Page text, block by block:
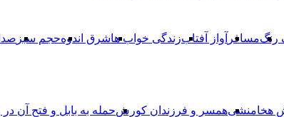
رنگمسافر آواز آفتابزندگی خواب هاشرق اندوهحجم سبز
هخامنشیهمسر و فرزندان کورشحمله به بابل و فتح آن